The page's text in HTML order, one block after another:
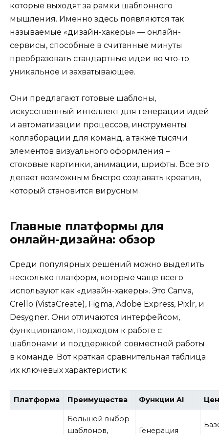
которые выходят за рамки шаблонного
мышления. Именно здесь появляются так
называемые «дизайн-хакеры» — онлайн-
сервисы, способные в считанные минуты
преобразовать стандартные идеи во что-то
уникальное и захватывающее.
Они предлагают готовые шаблоны,
искусственный интеллект для генерации идей
и автоматизации процессов, инструменты
коллаборации для команд, а также тысячи
элементов визуального оформления –
стоковые картинки, анимации, шрифты. Все это
делает возможным быстро создавать креатив,
который становится вирусным.
Главные платформы для
онлайн-дизайна: обзор
Среди популярных решений можно выделить
несколько платформ, которые чаще всего
используют как «дизайн-хакеры». Это Canva,
Crello (VistaCreate), Figma, Adobe Express, Pixlr, и
Desygner. Они отличаются интерфейсом,
функционалом, подходом к работе с
шаблонами и поддержкой совместной работы
в команде. Вот краткая сравнительная таблица
их ключевых характеристик:
Платформа Преимущества Функции AI
Большой выбор
шаблонов,
Генерация